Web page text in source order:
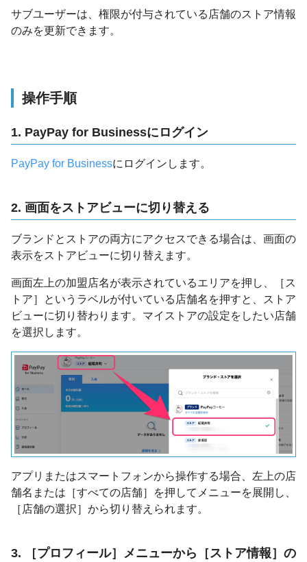
サブユーザーは、権限が付与されている店舗のストア情報
のみを更新できます。
操作手順
1. PayPay for Businessにログイン
PayPay for Businessにログインします。
2. 画面をストアビューに切り替える
ブランドとストアの両方にアクセスできる場合は、画面の
表示をストアビューに切り替えます。
画面左上の加盟店名が表示されているエリアを押し、［ス
トア］というラベルが付いている店舗名を押すと、ストア
ビューに切り替わります。マイストアの設定をしたい店舗
を選択します。
アプリまたはスマートフォンから操作する場合、左上の店
舗名または［すべての店舗］を押してメニューを展開し、
［店舗の選択］から切り替えられます。
3. ［プロフィール］メニューから［ストア情報］の